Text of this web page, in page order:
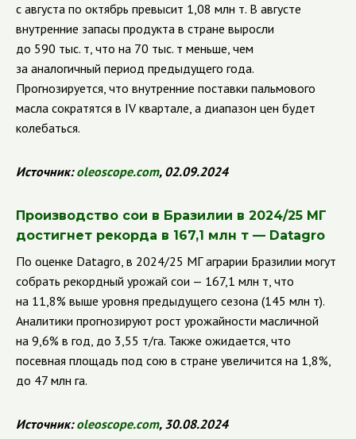
с августа по октябрь превысит 1,08 млн т. В августе
внутренние запасы продукта в стране выросли
до 590 тыс. т, что на 70 тыс. т меньше, чем
за аналогичный период предыдущего года.
Прогнозируется, что внутренние поставки пальмового
масла сократятся в IV квартале, а диапазон цен будет
колебаться.
Источник:oleoscope.com, 02.09.2024
Производство сои в Бразилии в 2024/25 МГ
достигнет рекорда в 167,1 млн т — Datagro
По оценке Datagro, в 2024/25 МГ аграрии Бразилии могут
собрать рекордный урожай сои — 167,1 млн т, что
на 11,8% выше уровня предыдущего сезона (145 млн т).
Аналитики прогнозируют рост урожайности масличной
на 9,6% в год, до 3,55 т/га. Также ожидается, что
посевная площадь под сою в стране увеличится на 1,8%,
до 47 млн га.
Источник:oleoscope.com, 30.08.2024